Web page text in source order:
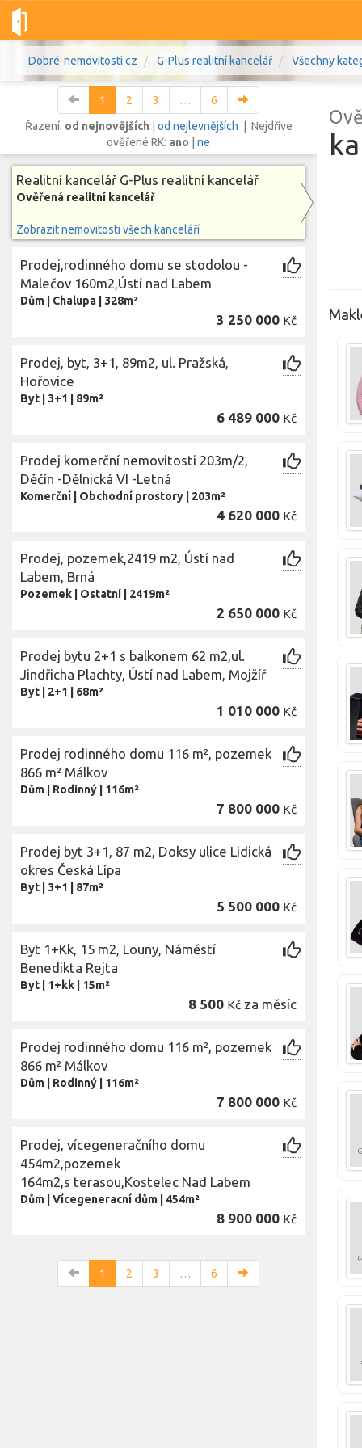
Dobré-nemovitosti.cz G-Plus realitní kancelář Všechny
Vše Byty Domy
Lokalita
Lokalita
Cena
1 2 3 …
6
Řazení: od nejnovějších od nejlevnějších | Nejdříve
ověřené RK: ano ne
Realitní kancelář G-Plus realitní kancelář
Ověřená realitní kancelář
Zobrazit nemovitosti všech kanceláří
Prodej,rodinného domu se stodolou -
Malečov 160m2,Ústí nad Labem
Dům Chalupa 328m²
3 250 000 Kč
Prodej, byt, 3+1, 89m2, ul. Pražská,
Hořovice
Byt 3+1 89m²
6 489 000 Kč
Prodej komerční nemovitosti 203m/2,
Děčín -Dělnická VI -Letná
Komerční Obchodní prostory 203m²
4 620 000 Kč
Prodej, pozemek,2419 m2, Ústí nad
Labem, Brná
Pozemek Ostatní 2419m²
2 650 000 Kč
Prodej bytu 2+1 s balkonem 62 m2,ul.
Jindřicha Plachty, Ústí nad Labem, Mojžíř
Byt 2+1 68m²
1 010 000 Kč
Prodej rodinného domu 116 m², pozemek
866 m² Málkov
Dům Rodinný 116m²
7 800 000 Kč
Prodej byt 3+1, 87 m2, Doksy ulice Lidická
okres Česká Lípa
Byt 3+1 87m²
5 500 000 Kč
Byt 1+Kk, 15 m2, Louny, Náměstí
Benedikta Rejta
Byt 1+kk 15m²
8 500 Kč za měsíc
Prodej rodinného domu 116 m², pozemek
866 m² Málkov
Dům Rodinný 116m²
7 800 000 Kč
Prodej, vícegeneračního domu
454m2,pozemek
164m2,s terasou,Kostelec Nad Labem
Dům Vícegeneracní dům 454m²
8 900 000 Kč
1 2 3 … 6